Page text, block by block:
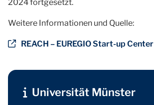
2024 fortgesetzt.
Weitere Informationen und Quelle:
REACH – EUREGIO Start-up Center
Universität Münster